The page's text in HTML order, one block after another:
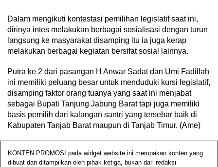
Dalam mengikuti kontestasi pemilihan legislatif saat ini,
dirinya intes melakukan berbagai sosialisasi dengan turun
langsung ke masyarakat disamping itu ia juga kerap
melakukan berbagai kegiatan bersifat sosial lainnya.
Putra ke 2 dari pasangan H Anwar Sadat dan Umi Fadillah
ini memiliki peluang besar untuk menduduki kursi legislatif,
disamping faktor orang tuanya yang saat ini menjabat
sebagai Bupati Tanjung Jabung Barat tapi juga memiliki
basis pemilih dari kalangan santri yang tersebar baik di
Kabupaten Tanjab Barat maupun di Tanjab Timur. (Ame)
KONTEN PROMOSI pada widget website ini merupakan konten yang
dibuat dan ditampilkan oleh pihak ketiga, bukan dari redaksi